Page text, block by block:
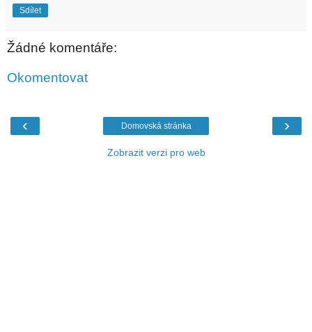
Sdílet
Žádné komentáře:
Okomentovat
‹ ›
Domovská stránka
Zobrazit verzi pro web